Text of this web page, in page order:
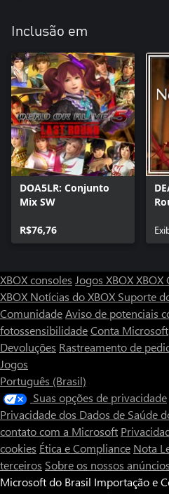
Inclusão em
DOA5LR: Conjunto
Mix SW
R$76,76
XBOX consoles Jogos XBOXXBOX
XBOX Notícias do XBOX Suporte
ComunidadeAviso de potenciais
fotossensibilidadeConta Microsoft
Devoluções Rastreamento de
Jogos
Português (Brasil)
Suas opções de privacidade
Privacidade dos Dados de Saúde
contato com a Microsoft
cookies Ética e Compliance Nota
terceiros Sobre os nossos anúncios
Microsoft do Brasil Importação e